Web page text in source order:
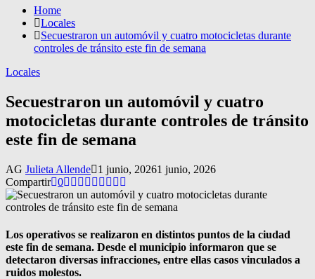
Home
Locales
Secuestraron un automóvil y cuatro motocicletas durante
controles de tránsito este fin de semana
Locales
Secuestraron un automóvil y cuatro
motocicletas durante controles de tránsito
este fin de semana
AG Julieta Allende 1 junio, 20261 junio, 2026
Compartir 0
Los operativos se realizaron en distintos puntos de la ciudad
este fin de semana. Desde el municipio informaron que se
detectaron diversas infracciones, entre ellas casos vinculados a
ruidos molestos.